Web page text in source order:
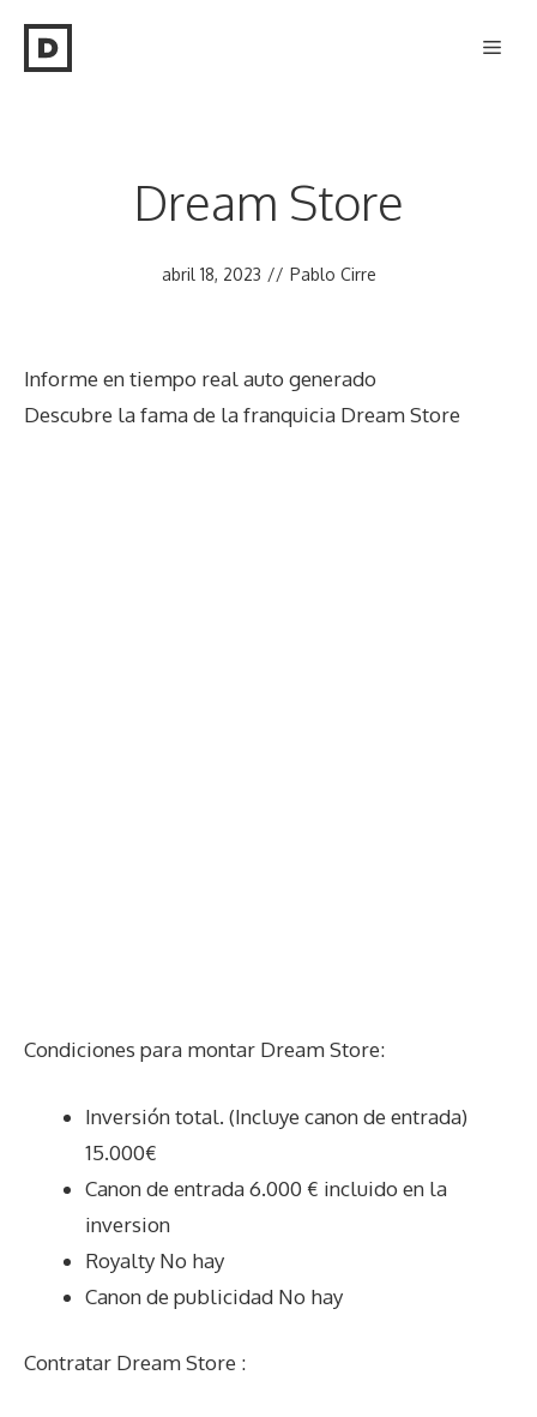
Dream Store
abril 18, 2023 // Pablo Cirre
Informe en tiempo real auto generado
Descubre la fama de la franquicia Dream Store
Condiciones para montar Dream Store:
Inversión total. (Incluye canon de entrada)
15.000€
Canon de entrada 6.000 € incluido en la
inversion
Royalty No hay
Canon de publicidad No hay
Contratar Dream Store :